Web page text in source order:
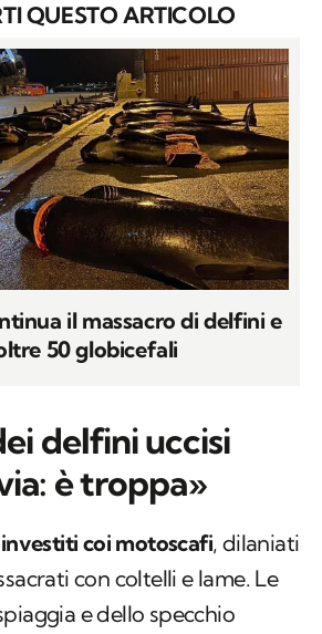
QUESTO ARTICOLO
il massacro di delfini e
50 globicefali
delfini uccisi
è troppa»
investiti coi motoscafi, dilaniati
con coltelli e lame. Le
e dello specchio